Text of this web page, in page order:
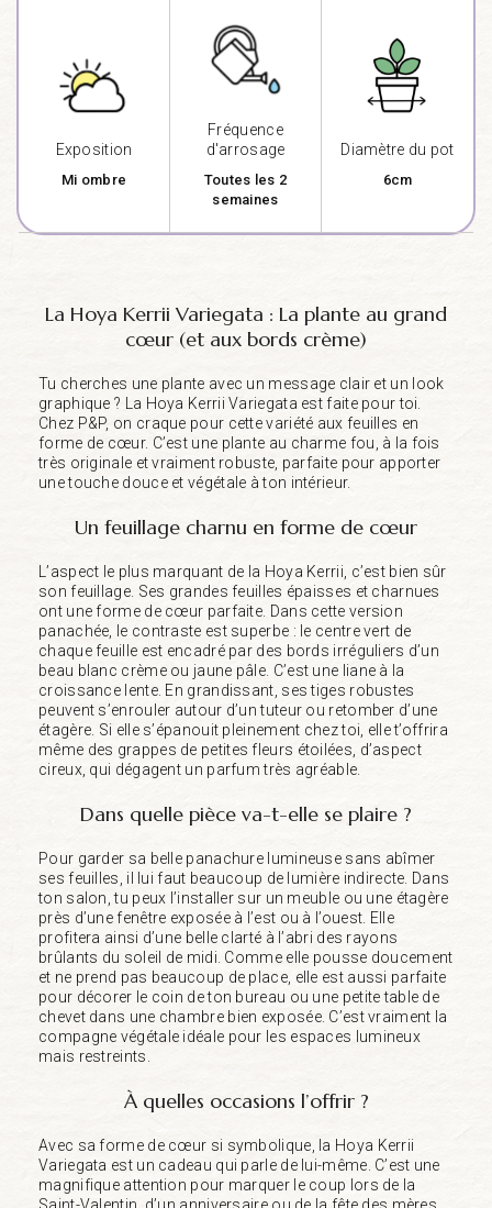
Exposition
Mi ombre
Fréquence
d'arrosage
Toutes les 2
semaines
Diamètre du pot
6cm
La Hoya Kerrii Variegata : La plante au grand
cœur (et aux bords crème)
Tu cherches une plante avec un message clair et un look
graphique ? La Hoya Kerrii Variegata est faite pour toi.
Chez P&P, on craque pour cette variété aux feuilles en
forme de cœur. C’est une plante au charme fou, à la fois
très originale et vraiment robuste, parfaite pour apporter
une touche douce et végétale à ton intérieur.
Un feuillage charnu en forme de cœur
L’aspect le plus marquant de la Hoya Kerrii, c’est bien sûr
son feuillage. Ses grandes feuilles épaisses et charnues
ont une forme de cœur parfaite. Dans cette version
panachée, le contraste est superbe : le centre vert de
chaque feuille est encadré par des bords irréguliers d’un
beau blanc crème ou jaune pâle. C’est une liane à la
croissance lente. En grandissant, ses tiges robustes
peuvent s’enrouler autour d’un tuteur ou retomber d’une
étagère. Si elle s’épanouit pleinement chez toi, elle t’offrira
même des grappes de petites fleurs étoilées, d’aspect
cireux, qui dégagent un parfum très agréable.
Dans quelle pièce va-t-elle se plaire ?
Pour garder sa belle panachure lumineuse sans abîmer
ses feuilles, il lui faut beaucoup de lumière indirecte. Dans
ton salon, tu peux l’installer sur un meuble ou une étagère
près d’une fenêtre exposée à l’est ou à l’ouest. Elle
profitera ainsi d’une belle clarté à l’abri des rayons
brûlants du soleil de midi. Comme elle pousse doucement
et ne prend pas beaucoup de place, elle est aussi parfaite
pour décorer le coin de ton bureau ou une petite table de
chevet dans une chambre bien exposée. C’est vraiment la
compagne végétale idéale pour les espaces lumineux
mais restreints.
À quelles occasions l’offrir ?
Avec sa forme de cœur si symbolique, la Hoya Kerrii
Variegata est un cadeau qui parle de lui-même. C’est une
magnifique attention pour marquer le coup lors de la
Saint-Valentin, d’un anniversaire ou de la fête des mères,